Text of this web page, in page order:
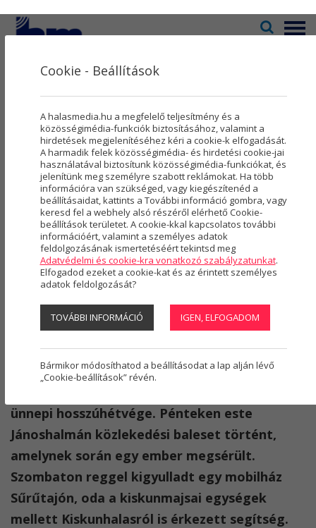
Menü
Televízió
Kultúra
Rovatok
Újság
Városmarketing
Szolgáltatások
Rólunk
Hasznos
Regisztráció
Munkában a tűzoltók: baleset, és
kigyulladt egy mobilház
ünnepi hosszúhétvége. Pénteken este
Jánoshalmán közlekedési baleset történt,
amelynek során egy ember megsérült.
Szombaton reggel kigyulladt egy mobilház
Sűrűtajón, oda a kiskunmajsai egységek
mellett Kiskunhalasról is érkezett segítség.
Cookie - Beállítások
A halasmedia.hu a megfelelő teljesítmény és a
közösségimédia-funkciók biztosításához, valamint a
hirdetések megjelenítéséhez kéri a cookie-k elfogadását.
A harmadik felek közösségimédia- és hirdetési cookie-jai
használatával biztosítunk közösségimédia-funkciókat, és
jelenítünk meg személyre szabott reklámokat. Ha több
információra van szükséged, vagy kiegészítenéd a
beállításaidat, kattints a További információ gombra, vagy
keresd fel a webhely alsó részéről elérhető Cookie-
beállítások területet. A cookie-kkal kapcsolatos további
információért, valamint a személyes adatok
feldolgozásának ismertetéséért tekintsd meg
Adatvédelmi és cookie-kra vonatkozó szabályzatunkat.
Elfogadod ezeket a cookie-kat és az érintett személyes
adatok feldolgozását?
TOVÁBBI INFORMÁCIÓ IGEN, ELFOGADOM
Bármikor módosíthatod a beállításodat a lap alján lévő
„Cookie-beállítások” révén.